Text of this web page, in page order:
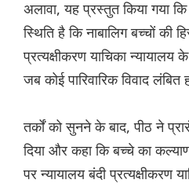
अलावा, यह प्रस्तुत किया गया
स्थिति है कि नाबालिग बच्चों की
प्रत्यक्षीकरण याचिका न्यायालय
जब कोई पारिवारिक विवाद लंबित
तर्कों को सुनने के बाद, पीठ ने
दिया और कहा कि बच्चे का
पर न्यायालय बंदी प्रत्यक्षीकरण